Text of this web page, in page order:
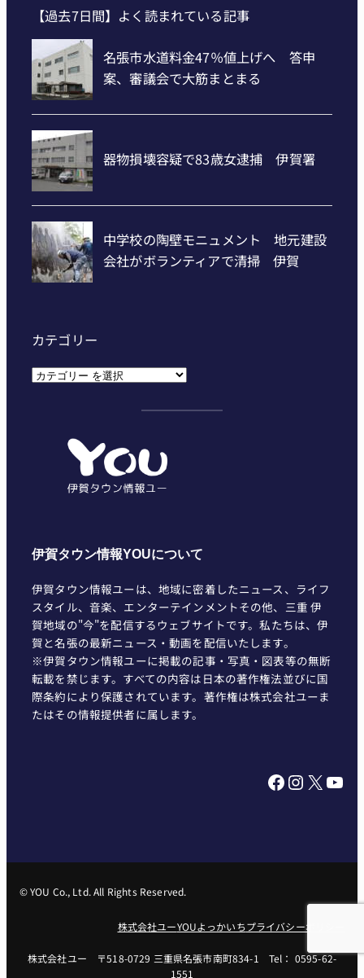
【過去7日間】よく読まれている記事
カテゴリー
カ
伊賀タウン情報YOUについて
伊賀タウン情報ユーは、地域に密着したニュース、ライフ
スタイル、音楽、エンターテインメントその他、三重 伊
賀地域の"今"を配信するウェブサイトです。私たちは、伊
賀と名張の最新ニュース・動画を配信いたします。
※伊賀タウン情報ユーに掲載の記事・写真・図表等の無断
転載を禁じます。すべての内容は日本の著作権法並びに国
際条約により保護されています。著作権は株式会社ユーま
たはその情報提供者に属します。
Facebook InstagramX YouTube
© YOU Co., Ltd. All Rights Reserved.
株式会社ユーYOUよっかいちプライバシーポリシー
株式会社ユー 〒518-0729 三重県名張市南町834-1 Tel： 0595-62-
1551